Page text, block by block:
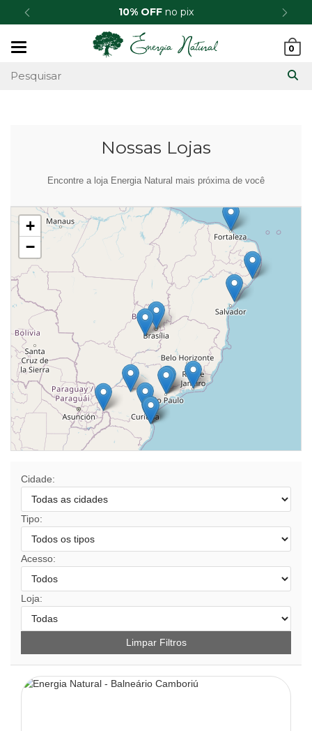
SEMANA DO FRETE GRÁTIS
0
Nossas Lojas
Encontre a loja Energia Natural mais próxima de você
+
−
Cidade:
Tipo:
Acesso:
Loja:
Limpar Filtros